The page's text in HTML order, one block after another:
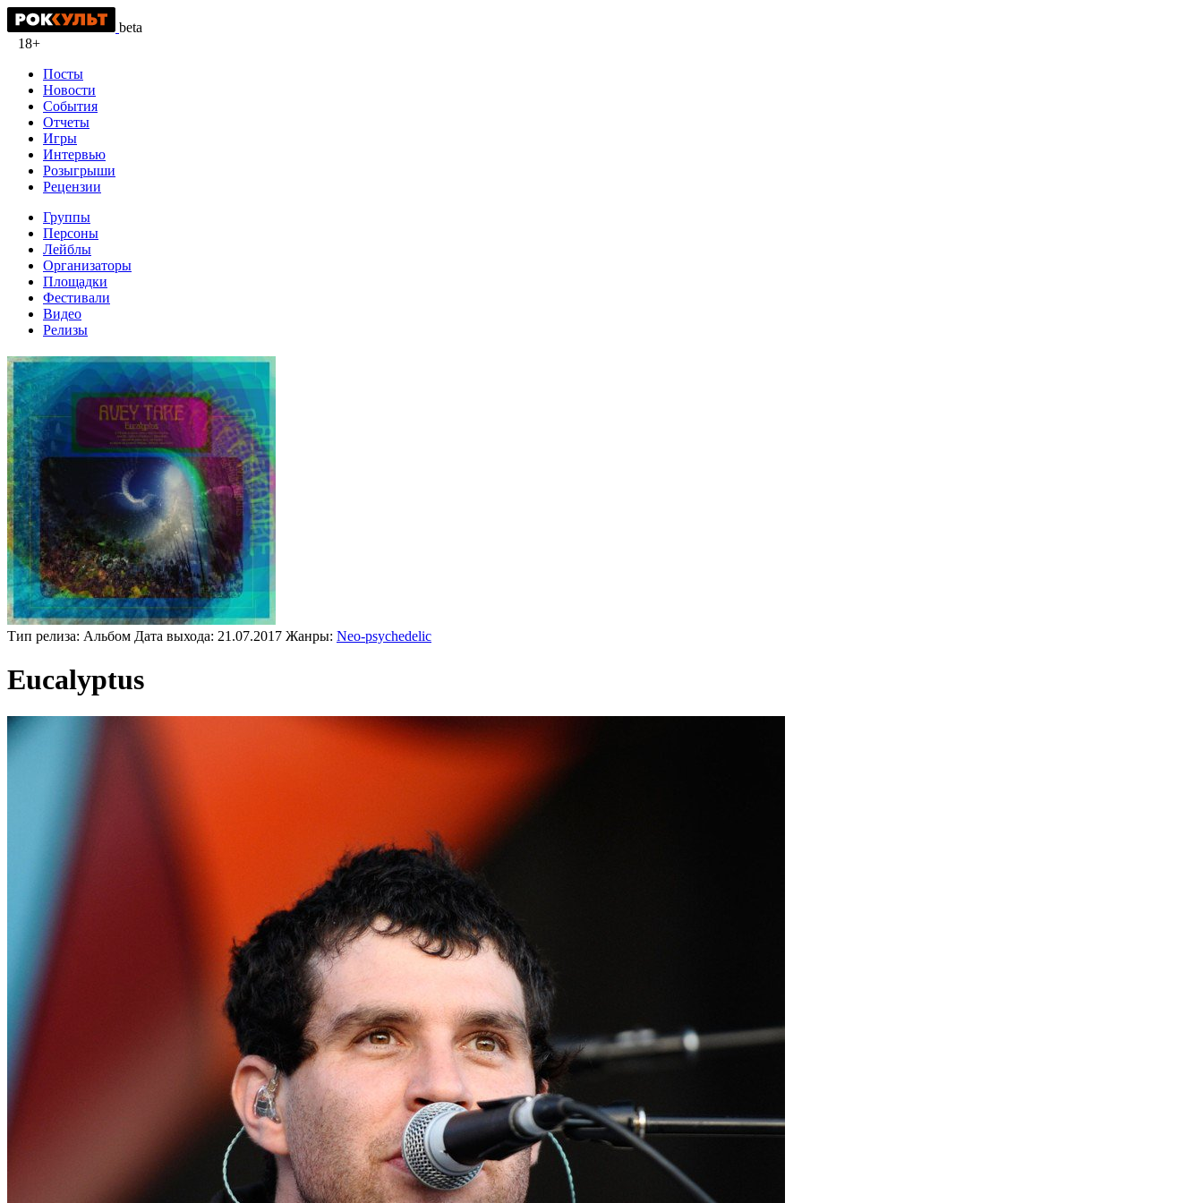
beta
18+
Посты
Новости
События
Отчеты
Игры
Интервью
Розыгрыши
Рецензии
Группы
Персоны
Лейблы
Организаторы
Площадки
Фестивали
Видео
Релизы
Тип релиза: Альбом Дата выхода: 21.07.2017 Жанры: Neo-psychedelic
Eucalyptus